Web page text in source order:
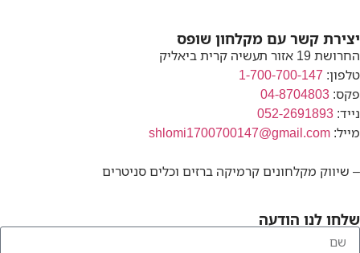
יצירת קשר עם מקלחון שופס
החרושת 19 אזור תעשיה קרית ביאליק
טלפון: 1-700-700-147
פקס: 04-8704803
נייד: 052-2691893
מייל: shlomi1700700147@gmail.com
– שיווק מקלחונים קרמיקה ברזים וכלים סניטרים
שלחו לנו הודעה